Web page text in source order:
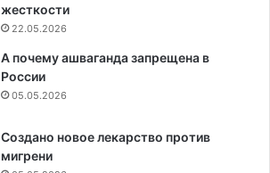
жесткости
22.05.2026
А почему ашваганда запрещена в
России
05.05.2026
Создано новое лекарство против
мигрени